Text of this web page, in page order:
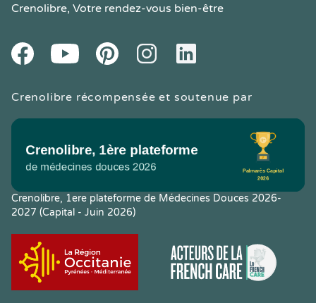
Crenolibre, Votre rendez-vous bien-être
FacebookYoutube PinteresetInstagramLinkedIn
Crenolibre récompensée et soutenue par
Crenolibre, 1ere plateforme de Médecines Douces 2026-
2027 (Capital - Juin 2026)